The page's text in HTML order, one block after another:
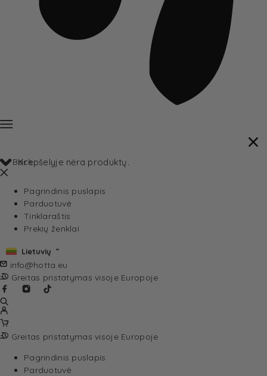
Krepšelyje nėra produktų.
Back
Pagrindinis puslapis
Parduotuvė
Tinklaraštis
Prekių ženklai
Lietuvių
info@hotta.eu
Greitas pristatymas visoje Europoje
Greitas pristatymas visoje Europoje
Pagrindinis puslapis
Parduotuvė